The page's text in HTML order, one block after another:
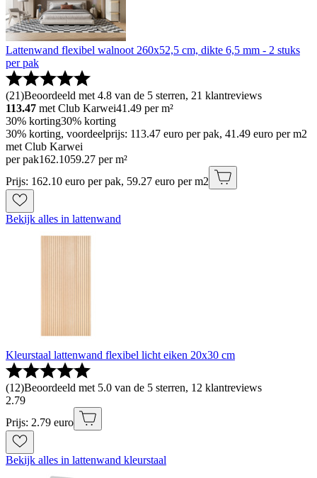
Lattenwand flexibel walnoot 260x52,5 cm, dikte 6,5 mm - 2 stuks
per pak
(21)Beoordeeld met 4.8 van de 5 sterren, 21 klantreviews
113.47 met Club Karwei41.49 per m²
30% korting30% korting
30% korting, voordeelprijs: 113.47 euro per pak, 41.49 euro per m2
met Club Karwei
per pak162.1059.27 per m²
Prijs: 162.10 euro per pak, 59.27 euro per m2
Bekijk alles in lattenwand
Kleurstaal lattenwand flexibel licht eiken 20x30 cm
(12)Beoordeeld met 5.0 van de 5 sterren, 12 klantreviews
2.79
Prijs: 2.79 euro
Bekijk alles in lattenwand kleurstaal